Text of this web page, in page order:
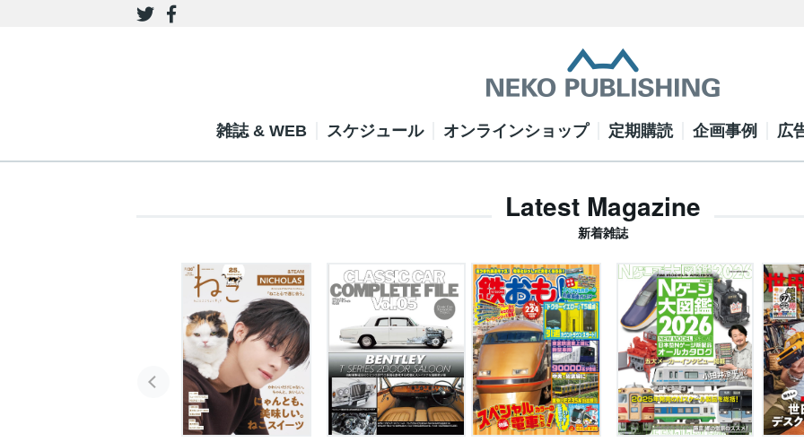
雑誌 & WEB スケジュール オンラインショップ 定期購読 企画事例 広
Latest Magazine
新着雑誌